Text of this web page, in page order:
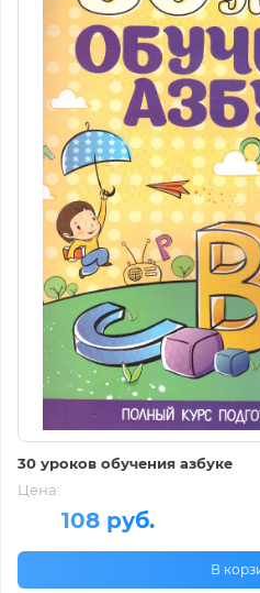
30 уроков обучения азбуке
Цена:
108 руб.
В